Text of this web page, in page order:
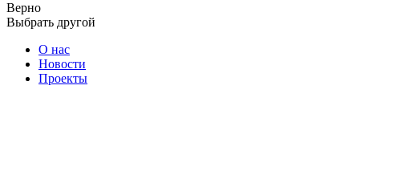
Верно
Выбрать другой
О нас
Новости
Проекты